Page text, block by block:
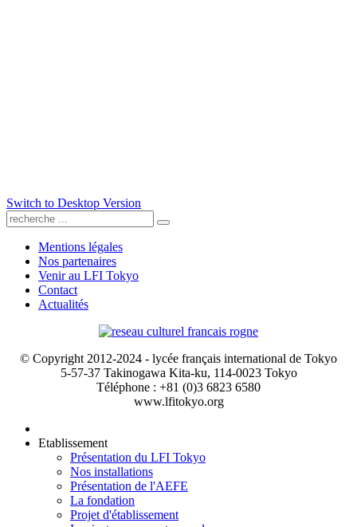
Switch to Desktop Version
Mentions légales
Nos partenaires
Venir au LFI Tokyo
Contact
Actualités
© Copyright 2012-2024 - lycée français international de Tokyo
5-57-37 Takinogawa Kita-ku, 114-0023 Tokyo
Téléphone : +81 (0)3 6823 6580
www.lfitokyo.org
Etablissement
Présentation du LFI Tokyo
Nos installations
Présentation de l'AEFE
La fondation
Projet d'établissement